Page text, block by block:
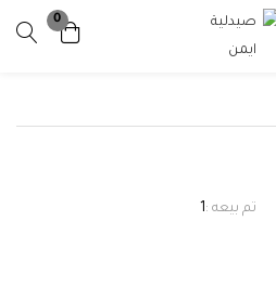
0
تسجيل
للدخول.
تم بيعه :1